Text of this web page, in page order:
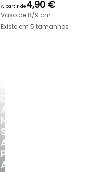
DESCUBRA
A
NOSSA
SELEÇÃO
A
PREÇOS
ACESSÍVEIS
A partir de4,90 €
Vaso de 8/9 cm
Existe em 5 tamanhos